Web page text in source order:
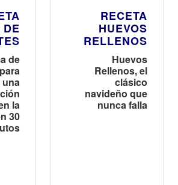
DE
de
una
la
30
RECETA
HUEVOS
RELLENOS
Huevos
Rellenos, el
clásico
navideño que
nunca falla